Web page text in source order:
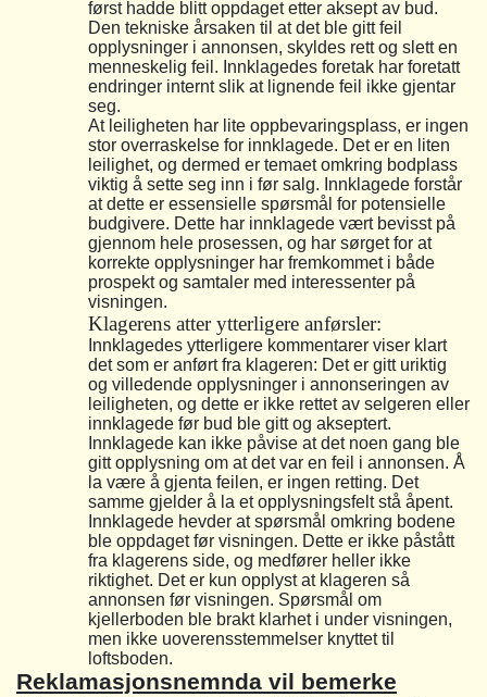
først hadde blitt oppdaget etter aksept av bud.
Den tekniske årsaken til at det ble gitt feil
opplysninger i annonsen, skyldes rett og slett en
menneskelig feil. Innklagedes foretak har foretatt
endringer internt slik at lignende feil ikke gjentar
seg.
At leiligheten har lite oppbevaringsplass, er ingen
stor overraskelse for innklagede. Det er en liten
leilighet, og dermed er temaet omkring bodplass
viktig å sette seg inn i før salg. Innklagede forstår
at dette er essensielle spørsmål for potensielle
budgivere. Dette har innklagede vært bevisst på
gjennom hele prosessen, og har sørget for at
korrekte opplysninger har fremkommet i både
prospekt og samtaler med interessenter på
visningen.
Klagerens atter ytterligere anførsler:
Innklagedes ytterligere kommentarer viser klart
det som er anført fra klageren: Det er gitt uriktig
og villedende opplysninger i annonseringen av
leiligheten, og dette er ikke rettet av selgeren eller
innklagede før bud ble gitt og akseptert.
Innklagede kan ikke påvise at det noen gang ble
gitt opplysning om at det var en feil i annonsen. Å
la være å gjenta feilen, er ingen retting. Det
samme gjelder å la et opplysningsfelt stå åpent.
Innklagede hevder at spørsmål omkring bodene
ble oppdaget før visningen. Dette er ikke påstått
fra klagerens side, og medfører heller ikke
riktighet. Det er kun opplyst at klageren så
annonsen før visningen. Spørsmål om
kjellerboden ble brakt klarhet i under visningen,
men ikke uoverensstemmelser knyttet til
loftsboden.
Reklamasjonsnemnda vil bemerke